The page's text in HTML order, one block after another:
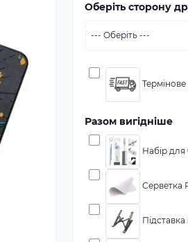
Оберіть сторону
Разом вигідніше
Набір для
Серветка